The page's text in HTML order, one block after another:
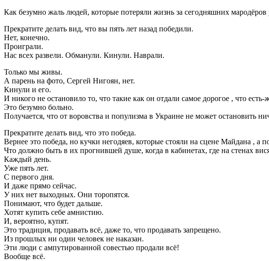
Как безумно жаль людей, которые потеряли жизнь за сегодняшних мародёров
Прекратите делать вид, что вы пять лет назад победили.
Нет, конечно.
Проиграли.
Нас всех развели. Обманули. Кинули. Наврали.
Только мы живы.
А парень на фото, Сергей Нигоян, нет.
Кинули и его.
И никого не остановило то, что такие как он отдали самое дорогое , что есть-
Это безумно больно.
Получается, что от воровства и популизма в Украине не может остановить
Прекратите делать вид, что это победа.
Вернее это победа, но кучки негодяев, которые стояли на сцене Майдана ,
Что должно быть в их прогнившей душе, когда в кабинетах, где на стенах
Каждый день.
Уже пять лет.
С первого дня.
И даже прямо сейчас.
У них нет выходных. Они торопятся.
Понимают, что будет дальше.
Хотят купить себе амнистию.
И, вероятно, купят.
Это традиция, продавать всё, даже то, что продавать запрещено.
Из прошлых ни один человек не наказан.
Эти люди с ампутированной совестью продали всё!
Вообще всё.